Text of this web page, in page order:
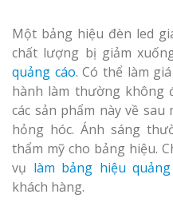
Một bảng hiệu đèn led
chất lượng bị giảm
quảng cáo. Có thể làm
hành làm thường không
các sản phẩm này về
hỏng hóc. Ánh sáng
thẩm mỹ cho bảng hiệu.
vụ làm bảng hiệu
khách hàng.